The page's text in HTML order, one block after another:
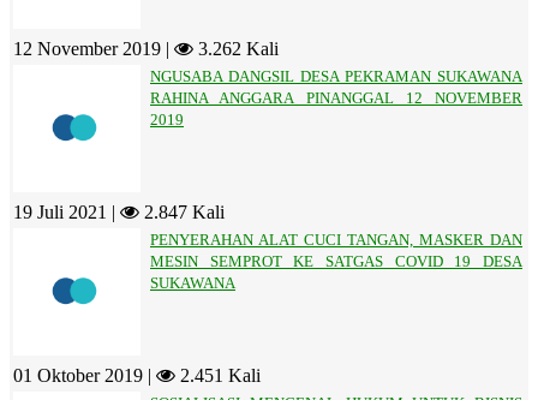
12 November 2019 | 3.262 Kali
NGUSABA DANGSIL DESA PEKRAMAN SUKAWANA
RAHINA ANGGARA PINANGGAL 12 NOVEMBER
2019
19 Juli 2021 | 2.847 Kali
PENYERAHAN ALAT CUCI TANGAN, MASKER DAN
MESIN SEMPROT KE SATGAS COVID 19 DESA
SUKAWANA
01 Oktober 2019 | 2.451 Kali